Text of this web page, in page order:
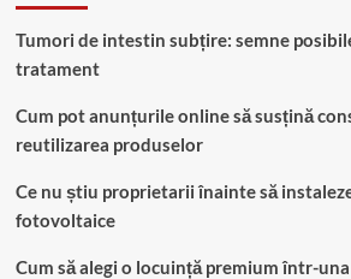
Tumori de intestin subțire: semne
tratament
Cum pot anunțurile online să susțină
reutilizarea produselor
Ce nu știu proprietarii înainte să
fotovoltaice
Cum să alegi o locuință premium într-